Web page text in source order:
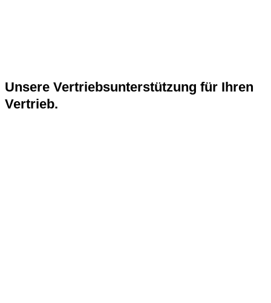
Unsere Vertriebsunterstützung für Ihren
Vertrieb.